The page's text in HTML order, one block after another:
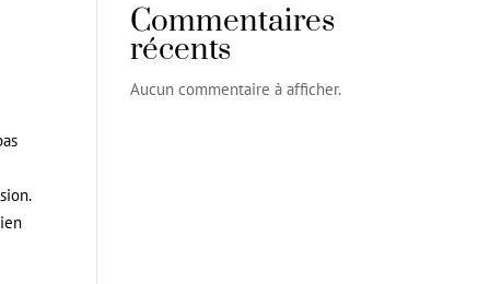
Commentaires
récents
Aucun commentaire à afficher.